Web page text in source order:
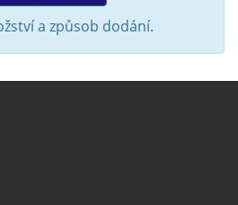
a způsob dodání.